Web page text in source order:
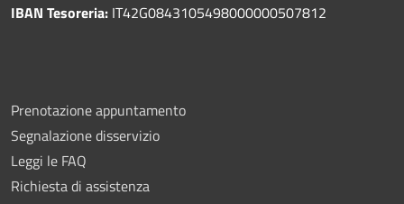
IBAN Tesoreria: IT42G0843105498000000507812
Prenotazione appuntamento
Segnalazione disservizio
Leggi le FAQ
Richiesta di assistenza